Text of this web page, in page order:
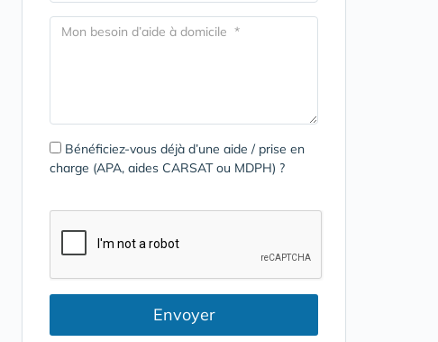
Bénéficiez-vous déjà d’une aide / prise en
charge (APA, aides CARSAT ou MDPH) ?
Envoyer